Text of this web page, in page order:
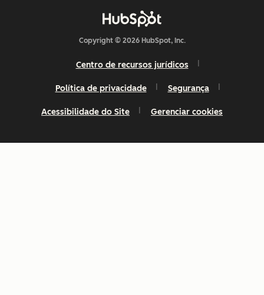
Copyright © 2026 HubSpot, Inc.
Centro de recursos jurídicos
Política de privacidade Segurança
Acessibilidade do Site Gerenciar cookies